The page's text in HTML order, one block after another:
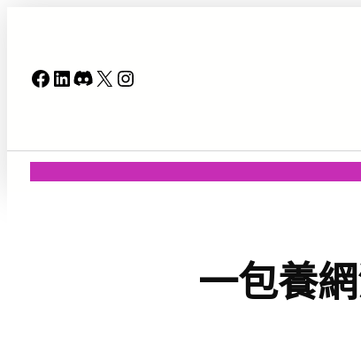
Facebook
LinkedIn
Discord
X Instagram
一包養